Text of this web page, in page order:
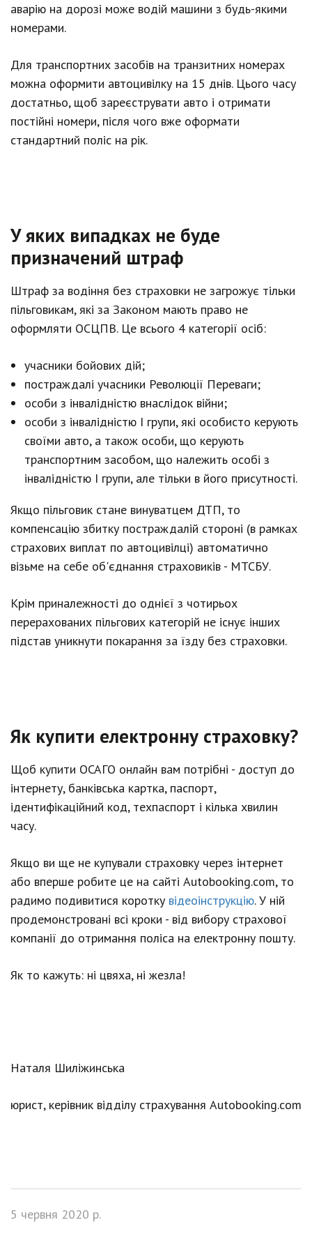
аварію на дорозі може водій машини з будь-якими
номерами.
Для транспортних засобів на транзитних номерах
можна оформити автоцивілку на 15 днів. Цього часу
достатньо, щоб зареєструвати авто і отримати
постійні номери, після чого вже оформати
стандартний поліс на рік.
У яких випадках не буде
призначений штраф
Штраф за водіння без страховки не загрожує тільки
пільговикам, які за Законом мають право не
оформляти ОСЦПВ. Це всього 4 категорії осіб:
учасники бойових дій;
постраждалі учасники Революції Переваги;
особи з інвалідністю внаслідок війни;
особи з інвалідністю І групи, які особисто керують
своїми авто, а також особи, що керують
транспортним засобом, що належить особі з
інвалідністю І групи, але тільки в його присутності.
Якщо пільговик стане винуватцем ДТП, то
компенсацію збитку постраждалій стороні (в рамках
страхових виплат по автоцивілці) автоматично
візьме на себе об'єднання страховиків - МТСБУ.
Крім приналежності до однієї з чотирьох
перерахованих пільгових категорій не існує інших
підстав уникнути покарання за їзду без страховки.
Як купити електронну страховку?
Щоб купити ОСАГО онлайн вам потрібні - доступ до
інтернету, банківська картка, паспорт,
ідентифікаційний код, техпаспорт і кілька хвилин
часу.
Якщо ви ще не купували страховку через інтернет
або вперше робите це на сайті Аutоbооkіng.соm, то
радимо подивитися коротку відеоінструкцію. У ній
продемонстровані всі кроки - від вибору страхової
компанії до отримання поліса на електронну пошту.
Як то кажуть: ні цвяха, ні жезла!
Наталя Шиліжинська
юрист, керівник відділу страхування Autobooking.com
5 червня 2020 р.